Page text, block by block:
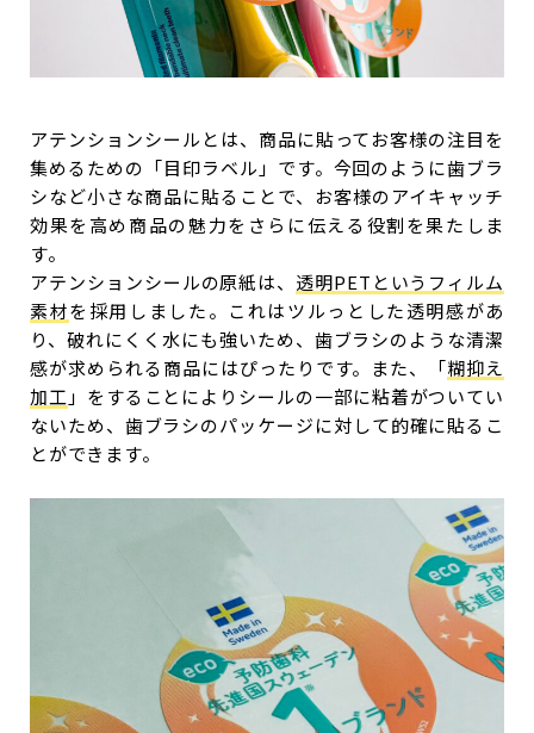
アテンションシールとは、商品に貼ってお客様の注目を
集めるための「目印ラベル」です。今回のように歯ブラ
シなど小さな商品に貼ることで、お客様のアイキャッチ
効果を高め商品の魅力をさらに伝える役割を果たしま
す。
アテンションシールの原紙は、 透明PETというフィルム
素材を採用しました。これはツルっとした透明感があ
り、破れにくく水にも強いため、歯ブラシのような清潔
感が求められる商品にはぴったりです。また、「糊抑え
加工 」をすることによりシールの一部に粘着がついてい
ないため、歯ブラシのパッケージに対して的確に貼るこ
とができます。